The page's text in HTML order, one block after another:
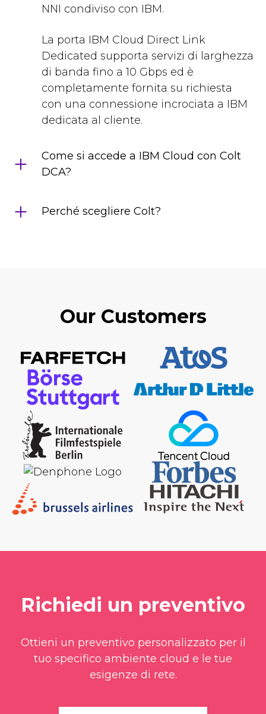
NNI condiviso con IBM.
La porta IBM Cloud Direct Link
Dedicated supporta servizi di larghezza
di banda fino a 10 Gbps ed è
completamente fornita su richiesta
con una connessione incrociata a IBM
dedicata al cliente.
Come si accede a IBM Cloud con Colt
DCA?
Perché scegliere Colt?
Our Customers
Richiedi un preventivo
Ottieni un preventivo personalizzato per il
tuo specifico ambiente cloud e le tue
esigenze di rete.